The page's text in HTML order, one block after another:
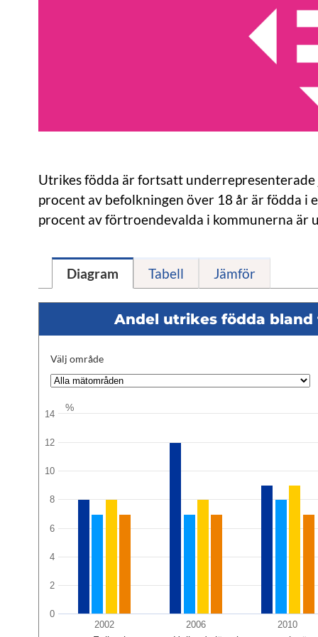
Utrikes födda är fortsatt
procent av befolkningen över 18 år är födda i
procent av förtroendevalda i kommunerna är
Diagram Tabell Jämför
Andel utrikes födda
Välj område
%
2002 2006 2010
0
2
4
6
8
10
12
14